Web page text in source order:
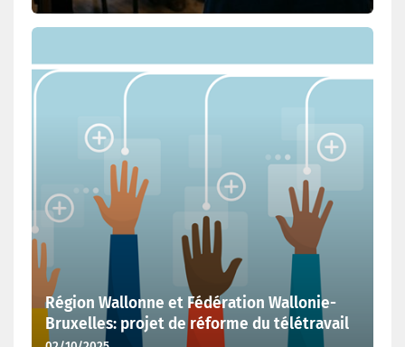
Région Wallonne et Fédération Wallonie-
Bruxelles: projet de réforme du télétravail